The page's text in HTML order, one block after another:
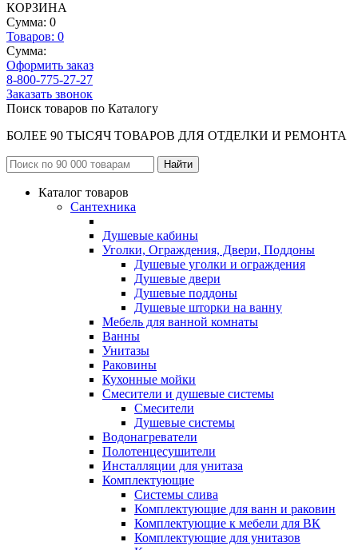
КОРЗИНА
Сумма: 0
Товаров: 0
Сумма:
Оформить заказ
8-800-775-27-27
Заказать звонок
Поиск товаров по Каталогу
БОЛЕЕ 90 ТЫСЯЧ ТОВАРОВ ДЛЯ ОТДЕЛКИ И РЕМОНТА
Каталог товаров
Сантехника
Душевые кабины
Уголки, Ограждения, Двери, Поддоны
Душевые уголки и ограждения
Душевые двери
Душевые поддоны
Душевые шторки на ванну
Мебель для ванной комнаты
Ванны
Унитазы
Раковины
Кухонные мойки
Смесители и душевые системы
Смесители
Душевые системы
Водонагреватели
Полотенцесушители
Инсталляции для унитаза
Комплектующие
Системы слива
Комплектующие для ванн и раковин
Комплектующие к мебели для ВК
Комплектующие для унитазов